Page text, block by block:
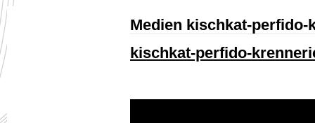
Medien kischkat-perfido-
kischkat-perfido-